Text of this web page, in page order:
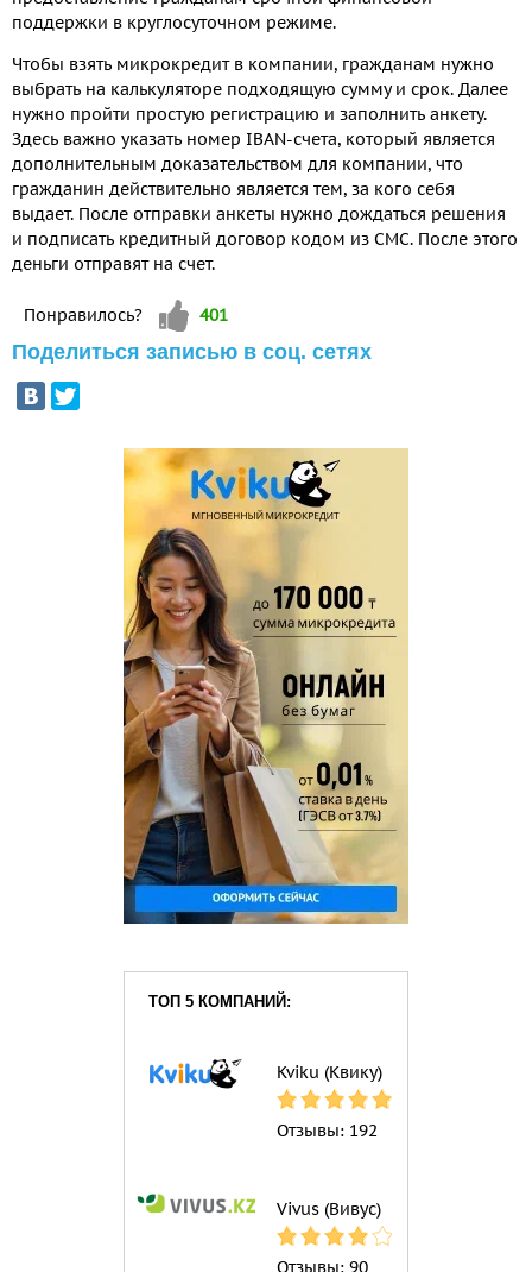
поддержки в круглосуточном режиме.
Чтобы взять микрокредит в компании, гражданам нужно
выбрать на калькуляторе подходящую сумму и срок. Далее
нужно пройти простую регистрацию и заполнить анкету.
Здесь важно указать номер IBAN-счета, который является
дополнительным доказательством для компании, что
гражданин действительно является тем, за кого себя
выдает. После отправки анкеты нужно дождаться решения
и подписать кредитный договор кодом из СМС. После этого
деньги отправят на счет.
Понравилось? Vote up!
401
Поделиться записью в соц. сетях
ТОП 5 КОМПАНИЙ:
Kviku (Квику)
Отзывы: 192
Vivus (Вивус)
Отзывы: 90